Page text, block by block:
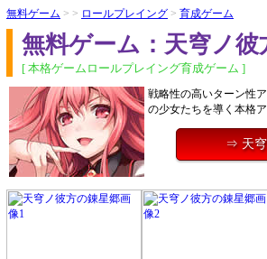
無料ゲーム > > ロールプレイング > 育成ゲーム
無料ゲーム：天穹ノ彼
[ 本格ゲームロールプレイング育成ゲーム ]
戦略性の高いターン性
の少女たちを導く本格
⇒ 天穹